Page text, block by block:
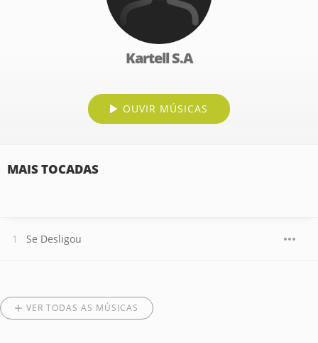
Kartell S.A
OUVIR MÚSICAS
MAIS TOCADAS
Se Desligou
VER TODAS AS MÚSICAS